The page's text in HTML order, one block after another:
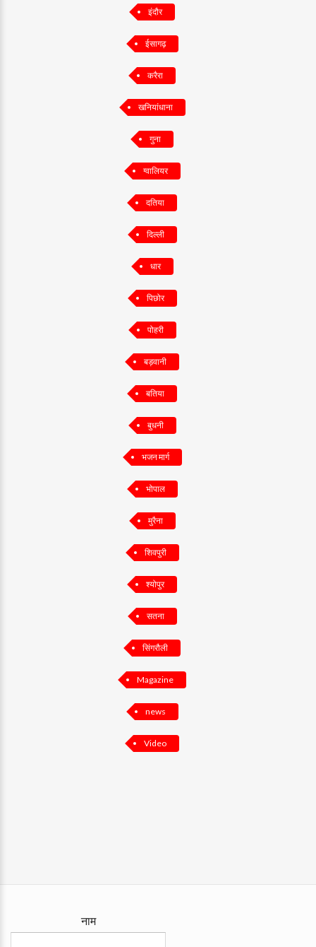
इंदौर
ईसागढ़
करैरा
खनियांधाना
गुना
ग्वालियर
दतिया
दिल्ली
धार
पिछोर
पोहरी
बड़वानी
बतिया
बुधनी
भजन मार्ग
भोपाल
मुरैना
शिवपुरी
श्योपुर
सतना
सिंगरौली
Magazine
news
Video
नाम